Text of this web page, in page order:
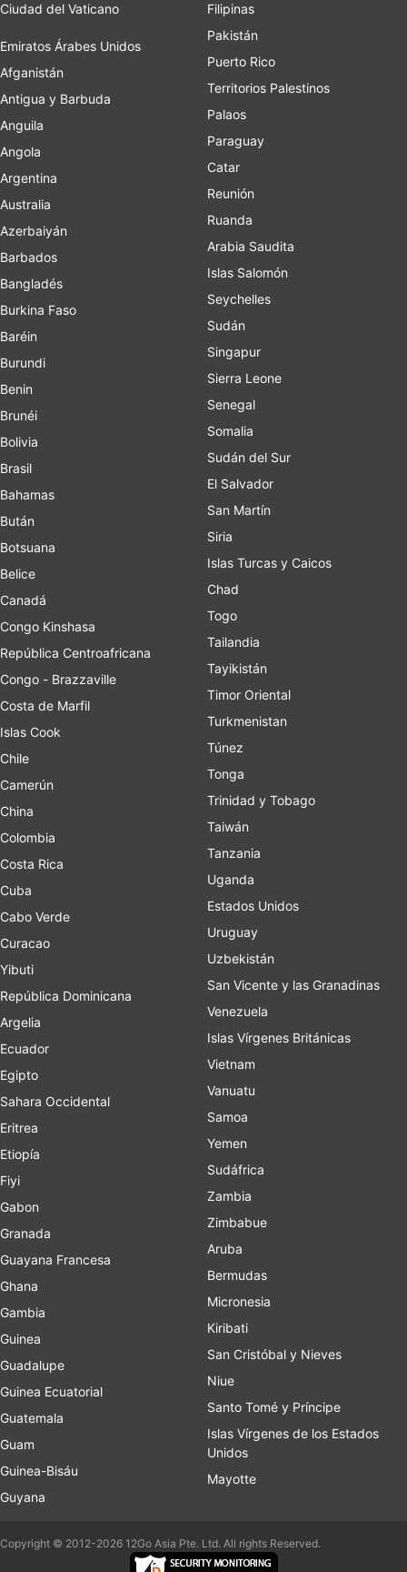
Ciudad del Vaticano
Emiratos Árabes Unidos
Afganistán
Antigua y Barbuda
Anguila
Angola
Argentina
Australia
Azerbaiyán
Barbados
Bangladés
Burkina Faso
Baréin
Burundi
Benin
Brunéi
Bolivia
Brasil
Bahamas
Bután
Botsuana
Belice
Canadá
Congo Kinshasa
República Centroafricana
Congo - Brazzaville
Costa de Marfil
Islas Cook
Chile
Camerún
China
Colombia
Costa Rica
Cuba
Cabo Verde
Curacao
Yibuti
República Dominicana
Argelia
Ecuador
Egipto
Sahara Occidental
Eritrea
Etiopía
Fiyi
Gabon
Granada
Guayana Francesa
Ghana
Gambia
Guinea
Guadalupe
Guinea Ecuatorial
Guatemala
Guam
Guinea-Bisáu
Guyana
Filipinas
Pakistán
Puerto Rico
Territorios Palestinos
Palaos
Paraguay
Catar
Reunión
Ruanda
Arabia Saudita
Islas Salomón
Seychelles
Sudán
Singapur
Sierra Leone
Senegal
Somalia
Sudán del Sur
El Salvador
San Martín
Siria
Islas Turcas y Caicos
Chad
Togo
Tailandia
Tayikistán
Timor Oriental
Turkmenistan
Túnez
Tonga
Trinidad y Tobago
Taiwán
Tanzania
Uganda
Estados Unidos
Uruguay
Uzbekistán
San Vicente y las Granadinas
Venezuela
Islas Vírgenes Británicas
Vietnam
Vanuatu
Samoa
Yemen
Sudáfrica
Zambia
Zimbabue
Aruba
Bermudas
Micronesia
Kiribati
San Cristóbal y Nieves
Niue
Santo Tomé y Príncipe
Islas Vírgenes de los Estados
Unidos
Mayotte
Copyright © 2012-2026 12Go Asia Pte. Ltd. All rights Reserved.